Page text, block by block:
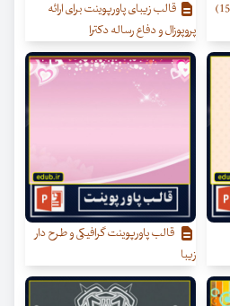
قالب زیبای پاورپوینت برای ارائه
پروپوزال و دفاع رساله دکترا
قالب پاورپوینت گرافیکی و طرح دار
زیبا